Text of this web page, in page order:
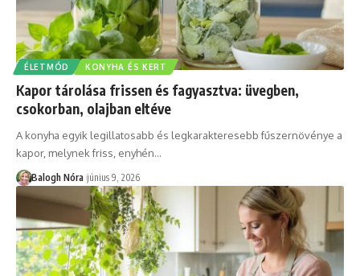
ÉLETMÓD KONYHA ÉS KERT
Kapor tárolása frissen és fagyasztva: üvegben,
csokorban, olajban eltéve
A konyha egyik legillatosabb és legkarakteresebb fűszernövénye a
kapor, melynek friss, enyhén…
Balogh Nóra június 9, 2026